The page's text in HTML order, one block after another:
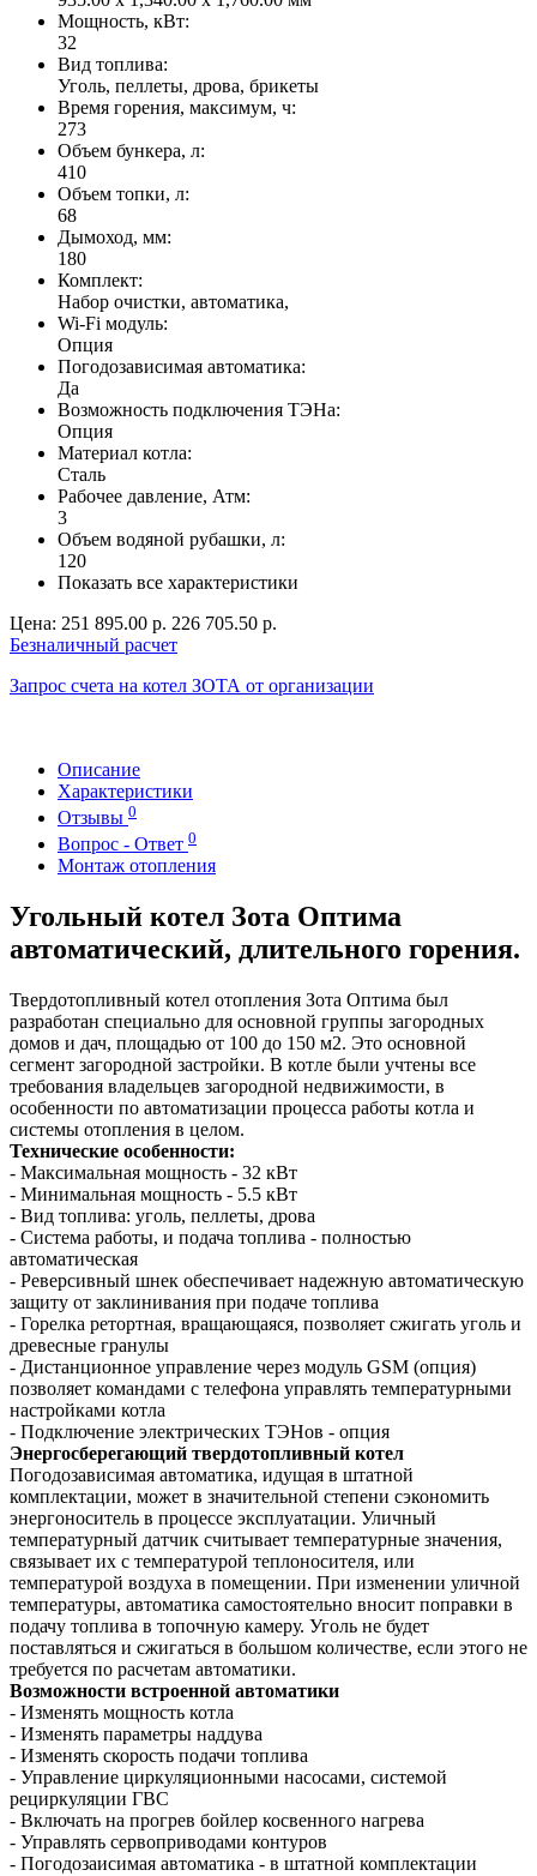
Мощность, кВт:
32
Вид топлива:
Уголь, пеллеты, дрова, брикеты
Время горения, максимум, ч:
273
Объем бункера, л:
410
Объем топки, л:
68
Дымоход, мм:
180
Комплект:
Набор очистки, автоматика,
Wi-Fi модуль:
Опция
Погодозависимая автоматика:
Да
Возможность подключения ТЭНа:
Опция
Материал котла:
Сталь
Рабочее давление, Атм:
3
Объем водяной рубашки, л:
120
Показать все характеристики
Цена: 251 895.00 р. 226 705.50 р.
Безналичный расчет
Запрос счета на котел ЗОТА от организации
Описание
Характеристики
Отзывы 0
Вопрос - Ответ 0
Монтаж отопления
Угольный котел Зота Оптима
автоматический, длительного горения.
Твердотопливный котел отопления Зота Оптима был
разработан специально для основной группы загородных
домов и дач, площадью от 100 до 150 м2. Это основной
сегмент загородной застройки. В котле были учтены все
требования владельцев загородной недвижимости, в
особенности по автоматизации процесса работы котла и
системы отопления в целом.
Технические особенности:
- Максимальная мощность - 32 кВт
- Минимальная мощность - 5.5 кВт
- Вид топлива: уголь, пеллеты, дрова
- Система работы, и подача топлива - полностью
автоматическая
- Реверсивный шнек обеспечивает надежную автоматическую
защиту от заклинивания при подаче топлива
- Горелка ретортная, вращающаяся, позволяет сжигать уголь и
древесные гранулы
- Дистанционное управление через модуль GSM (опция)
позволяет командами с телефона управлять температурными
настройками котла
- Подключение электрических ТЭНов - опция
Энергосберегающий твердотопливный котел
Погодозависимая автоматика, идущая в штатной
комплектации, может в значительной степени сэкономить
энергоноситель в процессе эксплуатации. Уличный
температурный датчик считывает температурные значения,
связывает их с температурой теплоносителя, или
температурой воздуха в помещении. При изменении уличной
температуры, автоматика самостоятельно вносит поправки в
подачу топлива в топочную камеру. Уголь не будет
поставляться и сжигаться в большом количестве, если этого не
требуется по расчетам автоматики.
Возможности встроенной автоматики
- Изменять мощность котла
- Изменять параметры наддува
- Изменять скорость подачи топлива
- Управление циркуляционными насосами, системой
рециркуляции ГВС
- Включать на прогрев бойлер косвенного нагрева
- Управлять сервоприводами контуров
- Погодозаисимая автоматика - в штатной комплектации